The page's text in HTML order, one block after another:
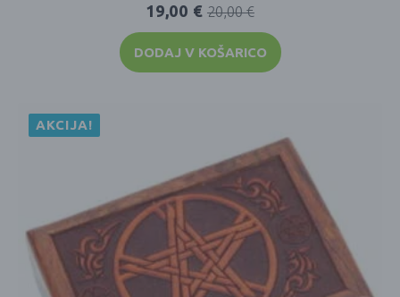
20,00€
19,00 €
DODAJ V KOŠARICO
AKCIJA!